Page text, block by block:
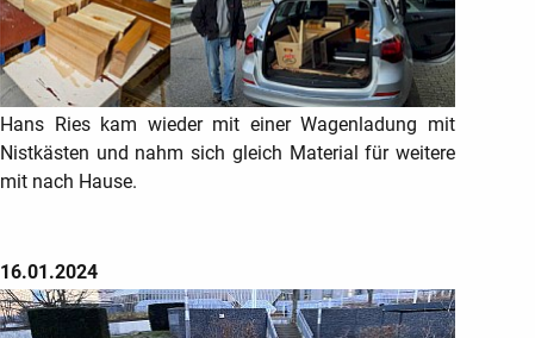
Hans Ries kam wieder mit einer Wagenladung mit
Nistkästen und nahm sich gleich Material für weitere
mit nach Hause.
16.01.2024